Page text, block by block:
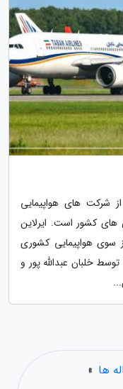
از شرکت های هواپیمایی
های کشور است. ایرلاین
مجوز از سوی هواپیمایی کشوری
ایران شد و فعالیت خود را رسما از سال 1385 توسط خلبان عبدالله پور و
ها »